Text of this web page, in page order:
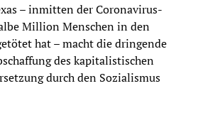
– inmitten der Coronavirus-
Million Menschen in den
hat – macht die dringende
des kapitalistischen
durch den Sozialismus